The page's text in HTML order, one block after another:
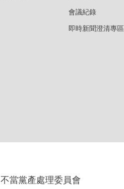
會議紀錄
即時新聞澄清專區
不當黨產處理委員會